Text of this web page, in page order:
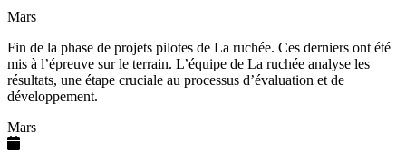
Mars
Fin de la phase de projets pilotes de La ruchée. Ces derniers ont été
mis à l’épreuve sur le terrain. L’équipe de La ruchée analyse les
résultats, une étape cruciale au processus d’évaluation et de
développement.
Mars